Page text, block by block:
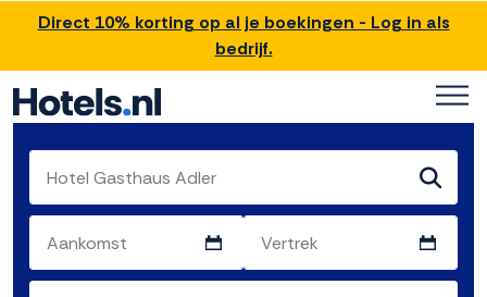
Direct 10% korting op al je boekingen - Log in als
bedrijf.